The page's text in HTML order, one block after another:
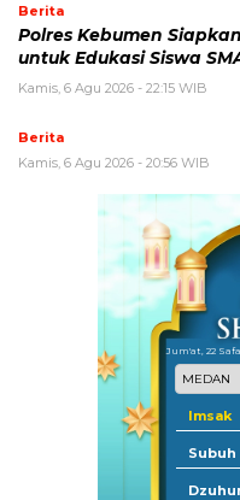
Berita
Polres Kebumen
untuk Edukasi Siswa
Kamis, 6 Agu 2026 - 22:15 WIB
Berita
Kamis, 6 Agu 2026 - 20:56 WIB
Jum'at, 22
Imsak
Subuh